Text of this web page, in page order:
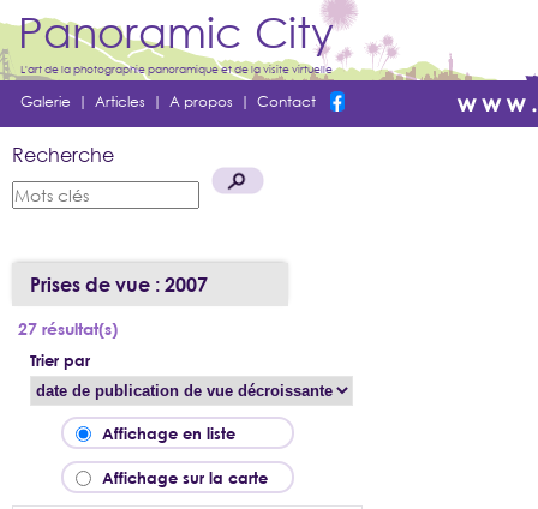
Panoramic City
L'art de la photographie panoramique et de la visite virtuelle
Galerie | Articles | A propos | Contact
Recherche
Prises de vue : 2007
27 résultat(s)
Trier par
Affichage en liste
Affichage sur la carte